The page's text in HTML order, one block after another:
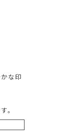
な印
。